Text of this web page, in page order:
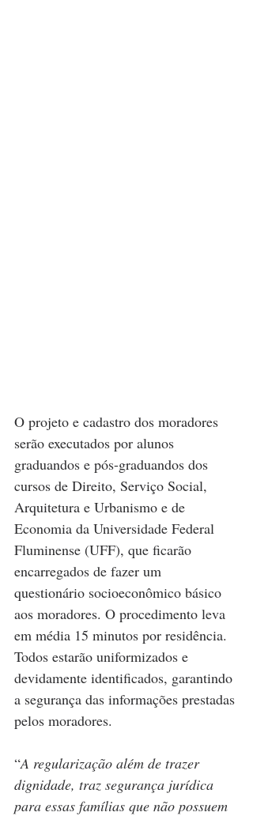
O projeto e cadastro dos moradores
serão executados por alunos
graduandos e pós-graduandos dos
cursos de Direito, Serviço Social,
Arquitetura e Urbanismo e de
Economia da Universidade Federal
Fluminense (UFF), que ficarão
encarregados de fazer um
questionário socioeconômico básico
aos moradores. O procedimento leva
em média 15 minutos por residência.
Todos estarão uniformizados e
devidamente identificados, garantindo
a segurança das informações prestadas
pelos moradores.
“A regularização além de trazer
dignidade, traz segurança jurídica
para essas famílias que não possuem